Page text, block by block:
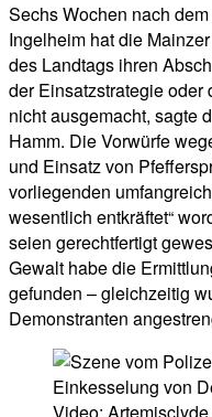
Sechs Wochen nach
Ingelheim hat die
des Landtags ihren
der Einsatzstrategie oder
nicht ausgemacht, sagte
Hamm. Die Vorwürfe
und Einsatz von
vorliegenden
wesentlich entkräftet“
seien gerechtfertigt
Gewalt habe die
gefunden – gleichzeitig
Demonstranten